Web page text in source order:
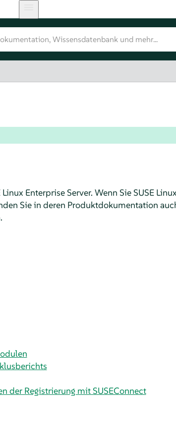
Linux Enterprise Server. Wenn Sie SUSE
Sie in deren Produktdokumentation
der Registrierung mit SUSEConnect